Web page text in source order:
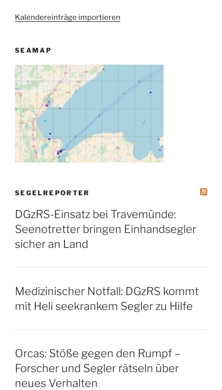
Kalendereinträge importieren
SEAMAP
SEGELREPORTER
DGzRS-Einsatz bei Travemünde:
Seenotretter bringen Einhandsegler
sicher an Land
Medizinischer Notfall: DGzRS kommt
mit Heli seekrankem Segler zu Hilfe
Orcas: Stöße gegen den Rumpf –
Forscher und Segler rätseln über
neues Verhalten